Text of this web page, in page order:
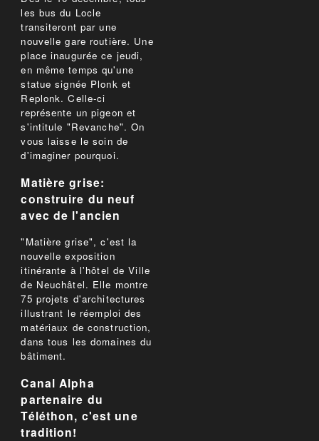
les bus du Locle
transiteront par une
nouvelle gare routière. Une
place inaugurée ce jeudi,
en même temps qu'une
statue signée Plonk et
Replonk. Celle-ci
représente un pigeon et
s'intitule "Revanche". On
vous laisse le soin de
d'imaginer pourquoi.
Matière grise:
construire du neuf
avec de l'ancien
"Matière grise", c'est la
nouvelle exposition
itinérante à l'hôtel de Ville
de Neuchâtel. Elle montre
75 projets d'architectures
illustrant le réemploi des
matériaux de construction,
dans tous les domaines du
bâtiment.
Canal Alpha
partenaire du
Téléthon, c'est une
tradition!